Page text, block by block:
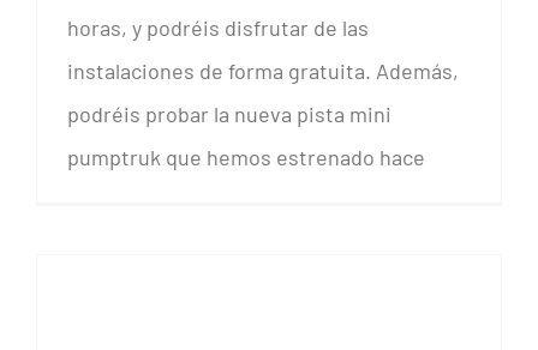
horas, y podréis disfrutar de las
instalaciones de forma gratuita. Además,
podréis probar la nueva pista mini
pumptruk que hemos estrenado hace